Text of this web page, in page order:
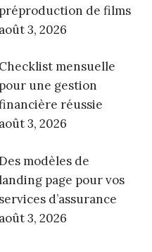
préproduction de films
août 3, 2026
Checklist mensuelle
pour une gestion
réussie
août 3, 2026
modèles de
page pour vos
services d’assurance
août 3, 2026